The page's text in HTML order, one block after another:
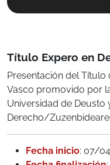
Título Expero en
Presentación del Título
Vasco promovido por
Universidad de Deusto
Derecho/
Fecha inicio: 07/